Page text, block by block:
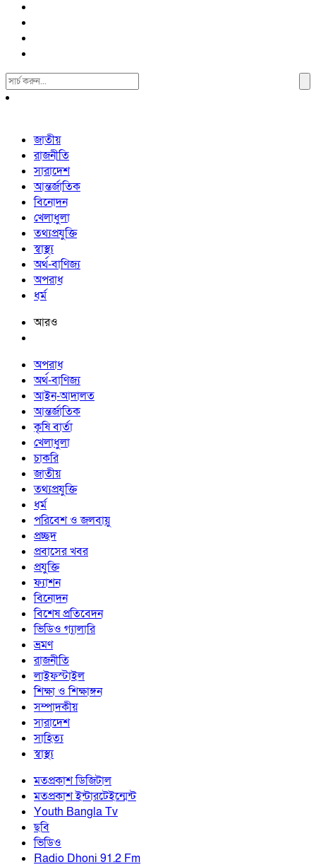
Search
For:
জাতীয়
রাজনীতি
সারাদেশ
আন্তর্জাতিক
বিনোদন
খেলাধুলা
তথ্যপ্রযুক্তি
স্বাস্থ্য
অর্থ-বাণিজ্য
অপরাধ
ধর্ম
আরও
অপরাধ
অর্থ-বাণিজ্য
আইন-আদালত
আন্তর্জাতিক
কৃষি বার্তা
খেলাধুলা
চাকরি
জাতীয়
তথ্যপ্রযুক্তি
ধর্ম
পরিবেশ ও জলবায়ু
প্রচ্ছদ
প্রবাসের খবর
প্রযুক্তি
ফ্যাশন
বিনোদন
বিশেষ প্রতিবেদন
ভিডিও গ্যালারি
ভ্রমণ
রাজনীতি
লাইফস্টাইল
শিক্ষা ও শিক্ষাঙ্গন
সম্পাদকীয়
সারাদেশ
সাহিত্য
স্বাস্থ্য
মতপ্রকাশ ডিজিটাল
মতপ্রকাশ ইন্টারটেইন্মেন্ট
Youth Bangla Tv
ছবি
ভিডিও
Radio Dhoni 91.2 Fm